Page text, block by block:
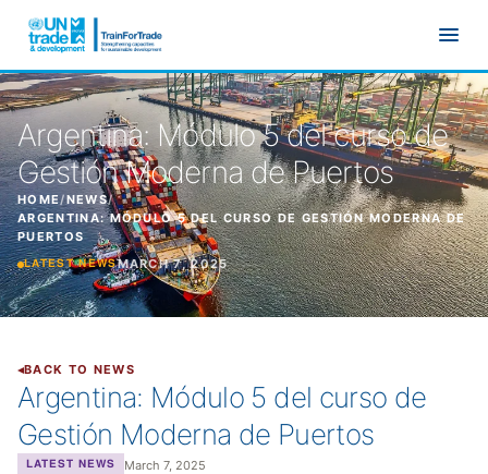
Argentina: Módulo 5 del curso de
Gestión Moderna de Puertos
HOME/NEWS/
ARGENTINA: MÓDULO 5 DEL CURSO DE GESTIÓN MODERNA DE
PUERTOS
LATEST NEWSMARCH 7, 2025
BACK TO NEWS
Argentina: Módulo 5 del curso de
Gestión Moderna de Puertos
LATEST NEWS March 7, 2025